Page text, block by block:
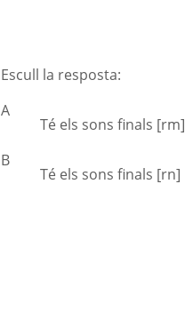
Escull la resposta:
A
Té els sons finals [rm]
B
Té els sons finals [rn]